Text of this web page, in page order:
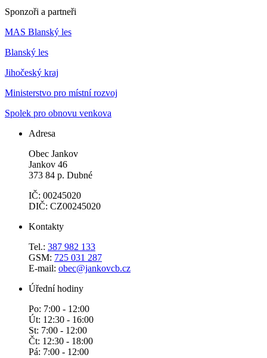
Sponzoři a partneři
MAS Blanský les
Blanský les
Jihočeský kraj
Ministerstvo pro místní rozvoj
Spolek pro obnovu venkova
Adresa
Obec Jankov
Jankov 46
373 84 p. Dubné
IČ: 00245020
DIČ: CZ00245020
Kontakty
Tel.: 387 982 133
GSM: 725 031 287
E-mail: obec@jankovcb.cz
Úřední hodiny
Po: 7:00 - 12:00
Út: 12:30 - 16:00
St: 7:00 - 12:00
Čt: 12:30 - 18:00
Pá: 7:00 - 12:00